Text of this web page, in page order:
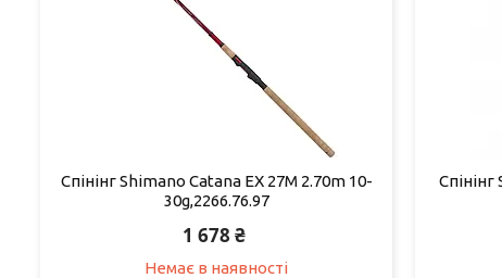
Спінінг Shimano Catana EX 27M 2.70m 10-
30g,2266.76.97
1 678 ₴
Немає в наявності